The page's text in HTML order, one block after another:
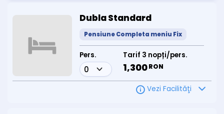
Dubla Standard
Pensiune Completa meniu Fix
Pers. Tarif 3 nopți/pers.
1,300RON
Vezi Facilităţi